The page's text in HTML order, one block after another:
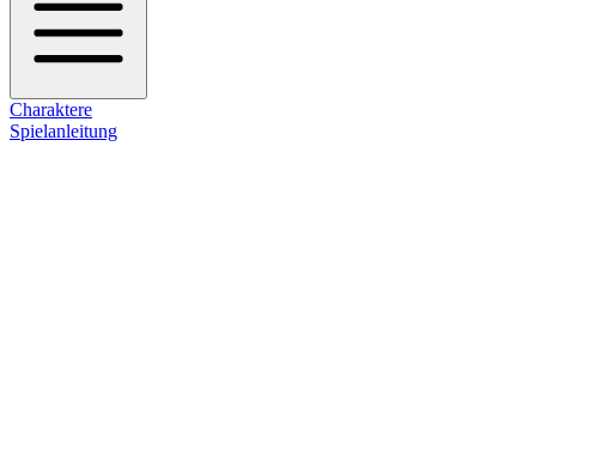
Charaktere
Spielanleitung